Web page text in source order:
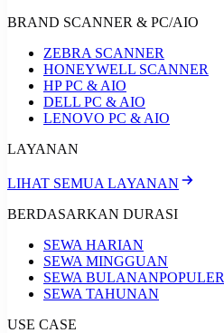
BRAND SCANNER & PC/AIO
ZEBRA SCANNER
HONEYWELL SCANNER
HP PC & AIO
DELL PC & AIO
LENOVO PC & AIO
LAYANAN
LIHAT SEMUA LAYANAN
BERDASARKAN DURASI
SEWA HARIAN
SEWA MINGGUAN
SEWA BULANANPOPULER
SEWA TAHUNAN
USE CASE